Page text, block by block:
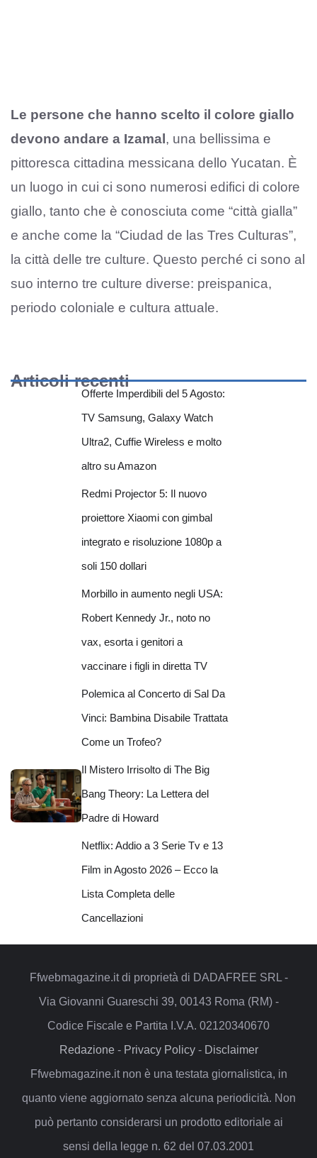
Le persone che hanno scelto il colore giallo
devono andare a Izamal, una bellissima e
pittoresca cittadina messicana dello Yucatan. È
un luogo in cui ci sono numerosi edifici di colore
giallo, tanto che è conosciuta come “città gialla”
e anche come la “Ciudad de las Tres Culturas”,
la città delle tre culture. Questo perché ci sono al
suo interno tre culture diverse: preispanica,
periodo coloniale e cultura attuale.
Articoli recenti
Offerte Imperdibili del 5 Agosto:
TV Samsung, Galaxy Watch
Ultra2, Cuffie Wireless e molto
altro su Amazon
Redmi Projector 5: Il nuovo
proiettore Xiaomi con gimbal
integrato e risoluzione 1080p a
soli 150 dollari
Morbillo in aumento negli USA:
Robert Kennedy Jr., noto no
vax, esorta i genitori a
vaccinare i figli in diretta TV
Polemica al Concerto di Sal Da
Vinci: Bambina Disabile Trattata
Come un Trofeo?
Il Mistero Irrisolto di The Big
Bang Theory: La Lettera del
Padre di Howard
Netflix: Addio a 3 Serie Tv e 13
Film in Agosto 2026 – Ecco la
Lista Completa delle
Cancellazioni
Ffwebmagazine.it di proprietà di DADAFREE SRL -
Via Giovanni Guareschi 39, 00143 Roma (RM) -
Codice Fiscale e Partita I.V.A. 02120340670
Redazione- Privacy Policy- Disclaimer
Ffwebmagazine.it non è una testata giornalistica, in
quanto viene aggiornato senza alcuna periodicità. Non
può pertanto considerarsi un prodotto editoriale ai
sensi della legge n. 62 del 07.03.2001